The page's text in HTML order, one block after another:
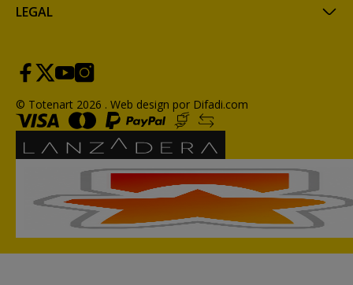
LEGAL
© Totenart 2026 . Web design por Difadi.com